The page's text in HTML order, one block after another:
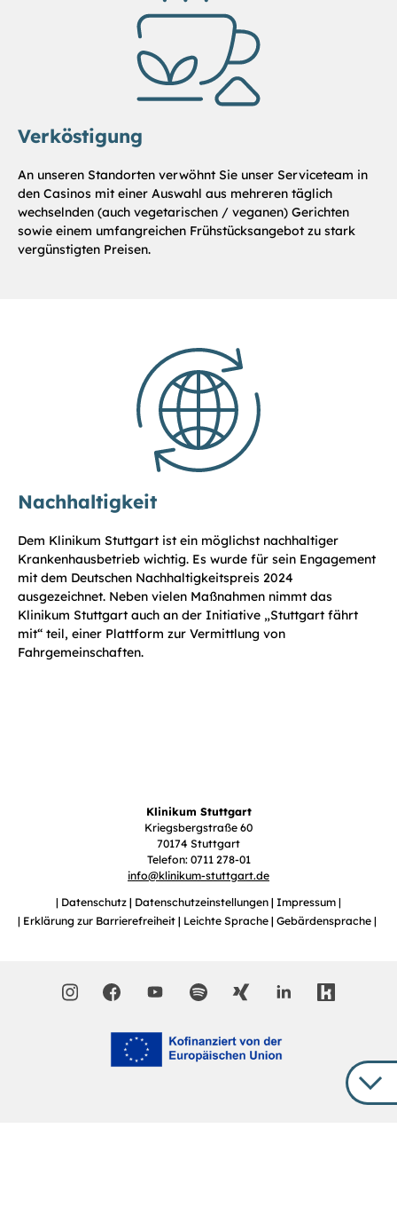
Verköstigung
An unseren Standorten verwöhnt Sie unser Serviceteam in
den Casinos mit einer Auswahl aus mehreren täglich
wechselnden (auch vegetarischen / veganen) Gerichten
sowie einem umfangreichen Frühstücksangebot zu stark
vergünstigten Preisen.
Nachhaltigkeit
Dem Klinikum Stuttgart ist ein möglichst nachhaltiger
Krankenhausbetrieb wichtig. Es wurde für sein Engagement
mit dem Deutschen Nachhaltigkeitspreis 2024
ausgezeichnet. Neben vielen Maßnahmen nimmt das
Klinikum Stuttgart auch an der Initiative „Stuttgart fährt
mit“ teil, einer Plattform zur Vermittlung von
Fahrgemeinschaften.
Klinikum Stuttgart
Kriegsbergstraße 60
70174 Stuttgart
Telefon: 0711 278-01
info@klinikum-stuttgart.de
Datenschutz
Datenschutzeinstellungen
Impressum
Erklärung zur Barrierefreiheit
Leichte Sprache Gebärdensprache